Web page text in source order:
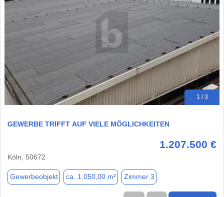
1 / 3
GEWERBE TRIFFT AUF VIELE MÖGLICHKEITEN
1.207.500 €
Köln, 50672
Gewerbeobjekt ca. 1.050,00 m² Zimmer 3